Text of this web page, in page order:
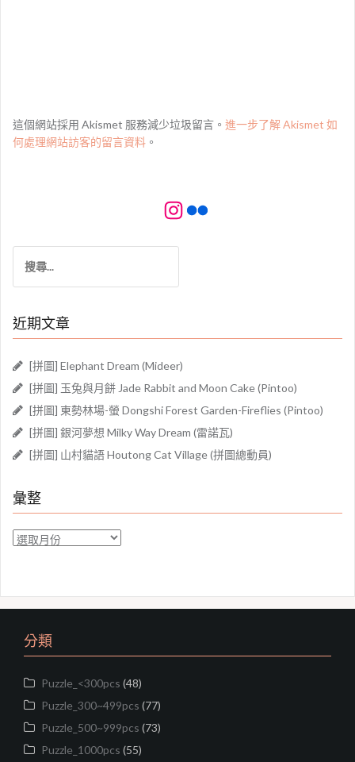
這個網站採用 Akismet 服務減少垃圾留言。 進一步了解 Akismet 如
何處理網站訪客的留言資料 。
Instagram
Flickr
關
字:
近期文章
[拼圖] Elephant Dream (Mideer)
[拼圖] 玉兔與月餅 Jade Rabbit and Moon Cake (Pintoo)
[拼圖] 東勢林場-螢 Dongshi Forest Garden-Fireflies (Pintoo)
[拼圖] 銀河夢想 Milky Way Dream (雷諾瓦)
[拼圖] 山村貓語 Houtong Cat Village (拼圖總動員)
彙整
彙
分類
Puzzle_<300pcs (48)
Puzzle_300~499pcs (77)
Puzzle_500~999pcs (73)
Puzzle_1000pcs (55)